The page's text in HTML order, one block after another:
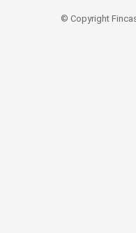
© Copyright